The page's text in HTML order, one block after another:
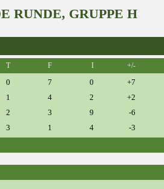
RUNDE, GRUPPE H
T F I +/-
0 7 0 +7
1 4 2 +2
2 3 9 -6
3 1 4 -3